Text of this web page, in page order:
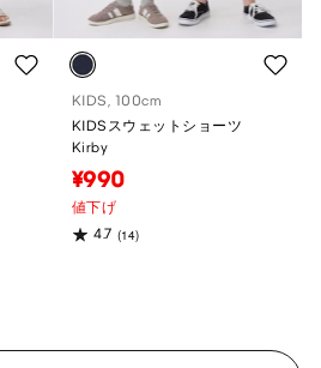
KIDS, 100cm
KIDSスウェットショーツ
Kirby
¥990
値下げ
4.7 (14)